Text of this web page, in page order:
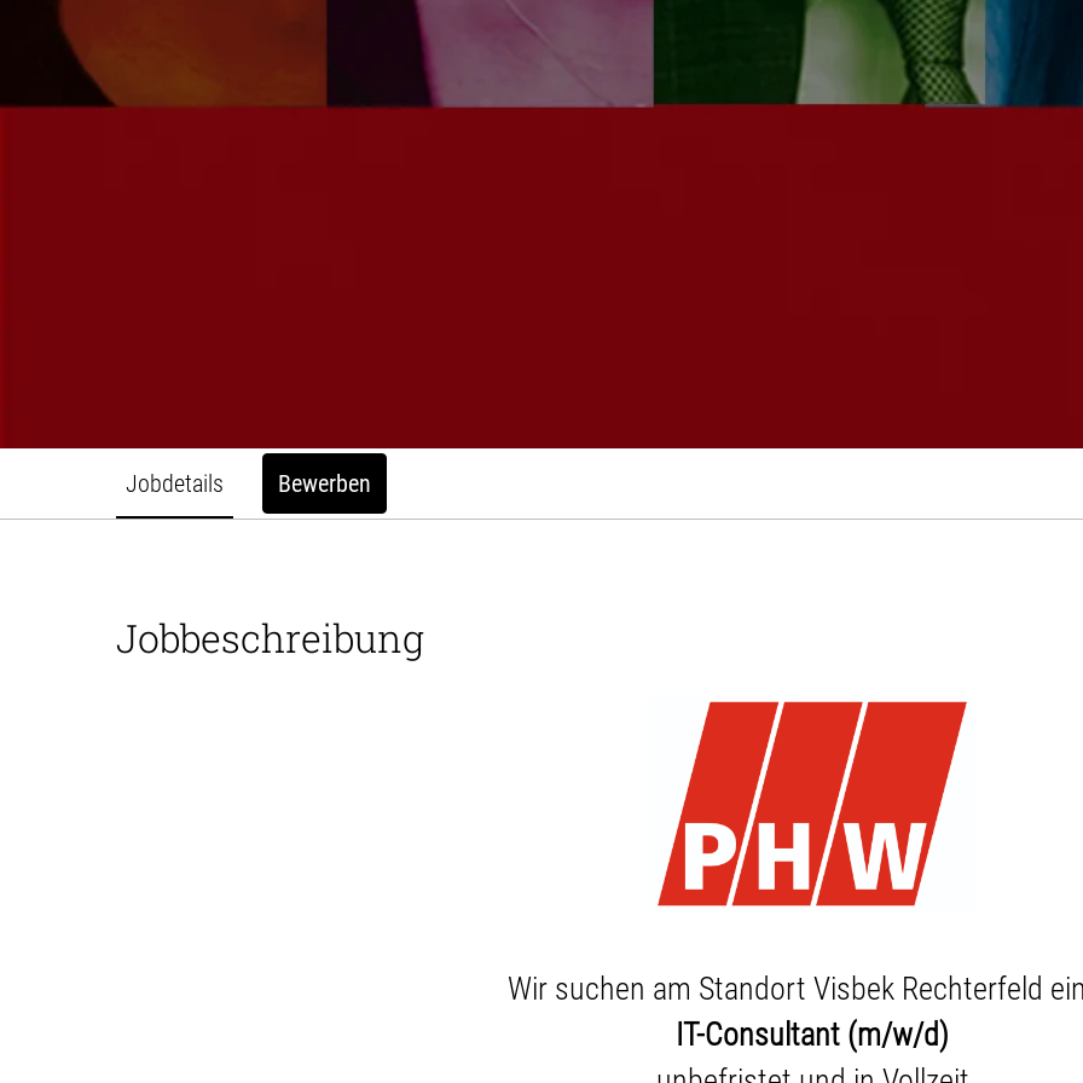
Jobdetails Bewerben
Jobbeschreibung
Wir suchen am Standort Visbek Rechterfeld
IT-Consultant (m/w/d)